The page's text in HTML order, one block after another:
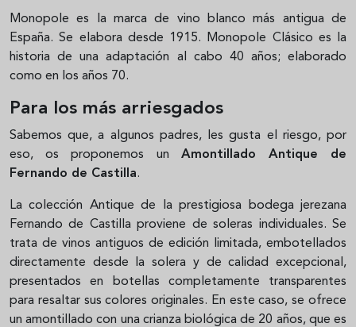
Monopole es la marca de vino blanco más antigua de
España. Se elabora desde 1915. Monopole Clásico es la
historia de una adaptación al cabo 40 años; elaborado
como en los años 70.
Para los más arriesgados
Sabemos que, a algunos padres, les gusta el riesgo, por
eso, os proponemos un Amontillado Antique de
Fernando de Castilla.
La colección Antique de la prestigiosa bodega jerezana
Fernando de Castilla proviene de soleras individuales. Se
trata de vinos antiguos de edición limitada, embotellados
directamente desde la solera y de calidad excepcional,
presentados en botellas completamente transparentes
para resaltar sus colores originales. En este caso, se ofrece
un amontillado con una crianza biológica de 20 años, que es